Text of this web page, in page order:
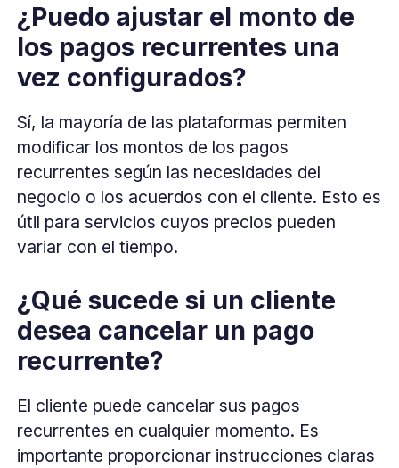
¿Puedo ajustar el monto de
los pagos recurrentes una
vez configurados?
Sí, la mayoría de las plataformas permiten
modificar los montos de los pagos
recurrentes según las necesidades del
negocio o los acuerdos con el cliente. Esto es
útil para servicios cuyos precios pueden
variar con el tiempo.
¿Qué sucede si un cliente
desea cancelar un pago
recurrente?
El cliente puede cancelar sus pagos
recurrentes en cualquier momento. Es
importante proporcionar instrucciones claras